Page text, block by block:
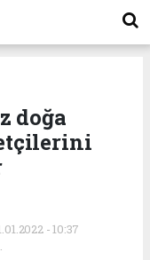
doğa
- 10:37